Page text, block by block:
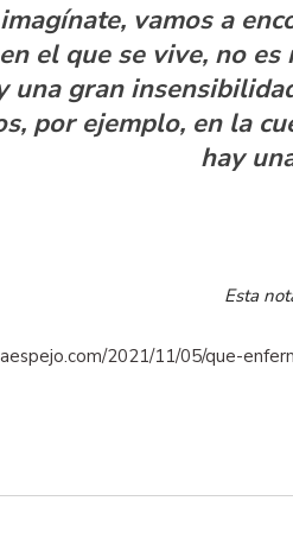
vamos a
el que se vive, no
una gran
por ejemplo, en la
hay
Esta
2021/11/05/que-